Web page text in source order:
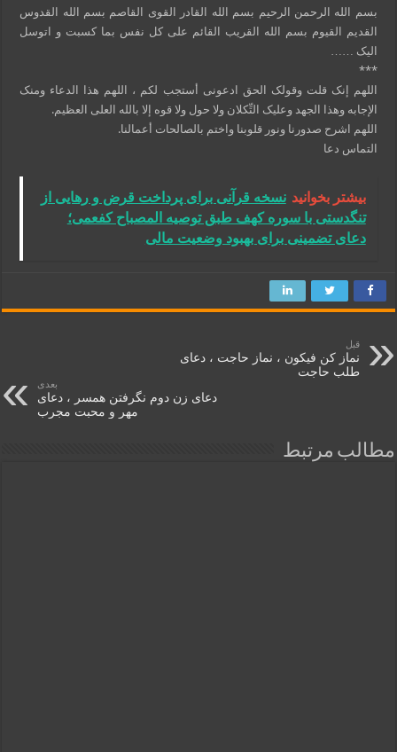
بسم الله الرحمن الرحیم بسم الله القادر القوی القاصم بسم الله القدوس
القدیم القیوم بسم الله القریب القائم على کل نفس بما کسبت و اتوسل
الیک ……
***
اللهم إنک قلت وقولک الحق ادعونی أستجب لکم ، اللهم هذا الدعاء ومنک
الإجابه وهذا الجهد وعلیک التِّکلان ولا حول ولا قوه إلا بالله العلی العظیم.
اللهم اشرح صدورنا ونور قلوبنا واختم بالصالحات أعمالنا.
التماس دعا
بیشتر بخوانید نسخه قرآنی برای پرداخت قرض و رهایی از
تنگدستی با سوره کهف طبق توصیه المصباح کفعمی؛
دعای تضمینی برای بهبود وضعیت مالی
قبل
نماز کن فیکون ، نماز حاجت ، دعای
طلب حاجت
بعدی
دعای زن دوم نگرفتن همسر ، دعای
مهر و محبت مجرب
مطالب مرتبط